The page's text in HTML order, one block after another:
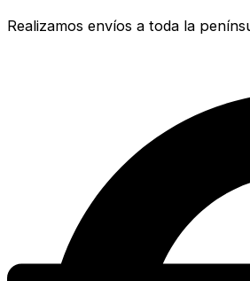
Realizamos envíos a toda la